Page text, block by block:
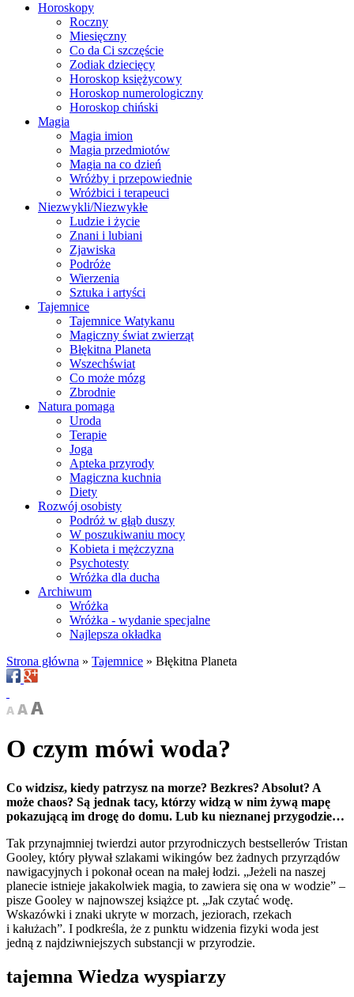
Horoskopy
Roczny
Miesięczny
Co da Ci szczęście
Zodiak dziecięcy
Horoskop księżycowy
Horoskop numerologiczny
Horoskop chiński
Magia
Magia imion
Magia przedmiotów
Magia na co dzień
Wróżby i przepowiednie
Wróżbici i terapeuci
Niezwykli/Niezwykłe
Ludzie i życie
Znani i lubiani
Zjawiska
Podróże
Wierzenia
Sztuka i artyści
Tajemnice
Tajemnice Watykanu
Magiczny świat zwierząt
Błękitna Planeta
Wszechświat
Co może mózg
Zbrodnie
Natura pomaga
Uroda
Terapie
Joga
Apteka przyrody
Magiczna kuchnia
Diety
Rozwój osobisty
Podróż w głąb duszy
W poszukiwaniu mocy
Kobieta i mężczyzna
Psychotesty
Wróżka dla ducha
Archiwum
Wróżka
Wróżka - wydanie specjalne
Najlepsza okładka
Strona główna » Tajemnice » Błękitna Planeta
O czym mówi woda?
Co widzisz, kiedy patrzysz na morze? Bezkres? Absolut? A
może chaos? Są jednak tacy, którzy widzą w nim żywą mapę
pokazującą im drogę do domu. Lub ku nieznanej przygodzie…
Tak przynajmniej twierdzi autor przyrodniczych bestsellerów Tristan
Gooley, który pływał szlakami wikingów bez żadnych przyrządów
nawigacyjnych i pokonał ocean na małej łodzi. „Jeżeli na naszej
planecie istnieje jakakolwiek magia, to zawiera się ona w wodzie” –
pisze Gooley w najnowszej książce pt. „Jak czytać wodę.
Wskazówki i znaki ukryte w morzach, jeziorach, rzekach
i kałużach”. I podkreśla, że z punktu widzenia fizyki woda jest
jedną z najdziwniejszych substancji w przyrodzie.
tajemna Wiedza wyspiarzy